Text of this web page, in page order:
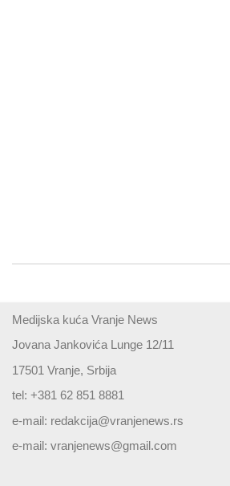
Medijska kuća Vranje News
Jovana Jankovića Lunge 12/11
17501 Vranje, Srbija
tel: +381 62 851 8881
e-mail: redakcija@vranjenews.rs
e-mail: vranjenews@gmail.com